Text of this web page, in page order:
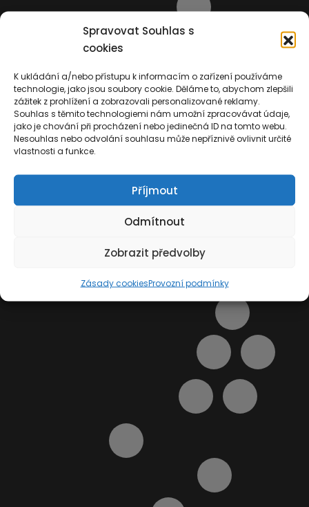
Spravovat Souhlas s
cookies
K ukládání a/nebo přístupu k informacím o zařízení používáme
technologie, jako jsou soubory cookie. Děláme to, abychom zlepšili
zážitek z prohlížení a zobrazovali personalizované reklamy.
Souhlas s těmito technologiemi nám umožní zpracovávat údaje,
jako je chování při procházení nebo jedinečná ID na tomto webu.
Nesouhlas nebo odvolání souhlasu může nepříznivě ovlivnit určité
vlastnosti a funkce.
Příjmout
Odmítnout
Zobrazit předvolby
Zásady cookiesProvozní podmínky